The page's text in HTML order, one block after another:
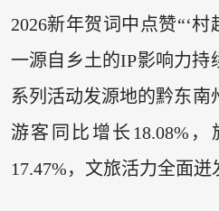
2026新年贺词中点赞“‘
一源自乡土的IP影响力持
系列活动发源地的黔东南
游客同比增长18.08%
17.47%，文旅活力全面迸